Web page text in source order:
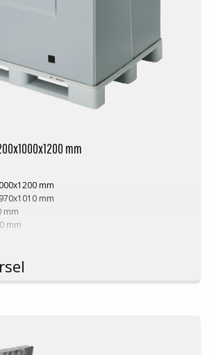
mm
mm
mm
mm
mm
kg
600 kg
(120x100x240 cm)
2 ppl (20 stk)